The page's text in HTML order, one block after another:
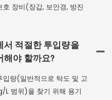
장비(장갑, 보안경, 방진
서 적절한 투입량을
해야 할까요?
량(일반적으로 탁도 및 고
L 범위)을 찾기 위해 용기